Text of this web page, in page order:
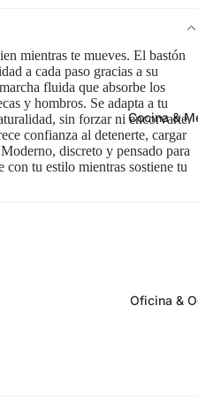
Cocina &
Oficina &
mientras te mueves. El bastón
a cada paso gracias a su
fluida que absorbe los
y hombros. Se adapta a tu
sin forzar ni encorvarte.
confianza al detenerte, cargar
discreto y pensado para
con tu estilo mientras sostiene tu